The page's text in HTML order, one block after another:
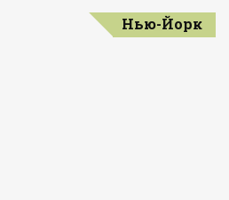
Нью-Йорк